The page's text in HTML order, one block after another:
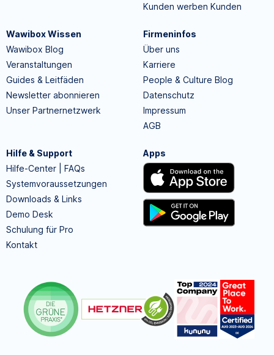
Kunden werben Kunden
Wawibox Wissen
Wawibox Blog
Veranstaltungen
Guides & Leitfäden
Newsletter abonnieren
Unser Partnernetzwerk
Firmeninfos
Über uns
Karriere
People & Culture Blog
Datenschutz
Impressum
AGB
Hilfe & Support
Hilfe-Center | FAQs
Systemvoraussetzungen
Downloads & Links
Demo Desk
Schulung für Pro
Kontakt
Apps